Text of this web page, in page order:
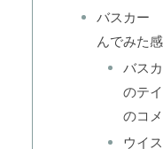
バスカー
んでみた
バス
のテ
のコ
ウイ